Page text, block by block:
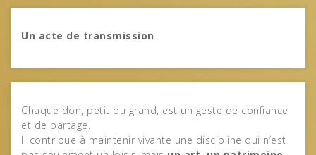
Un acte de transmission
Chaque don, petit ou grand, est un geste de confiance
et de partage.
Il contribue à maintenir vivante une discipline qui n’est